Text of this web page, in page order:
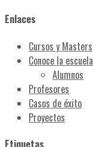
Enlaces
Cursos y Masters
Conoce la escuela
Alumnos
Profesores
Casos de éxito
Proyectos
Etiquetas